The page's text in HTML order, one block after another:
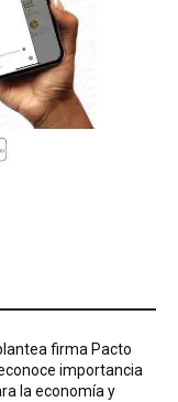
firma Pacto
importancia
la economía y